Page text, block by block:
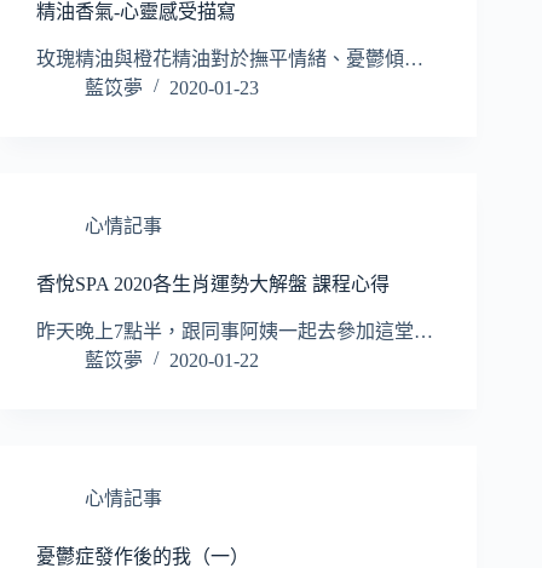
精油香氣-心靈感受描寫
玫瑰精油與橙花精油對於撫平情緒、憂鬱傾…
藍笖夢
2020-01-23
心情記事
香悅SPA 2020各生肖運勢大解盤 課程心得
昨天晚上7點半，跟同事阿姨一起去參加這堂…
藍笖夢
2020-01-22
心情記事
憂鬱症發作後的我（一）